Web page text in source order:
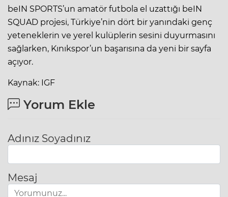
beIN SPORTS’un amatör futbola el uzattığı beIN
SQUAD projesi, Türkiye’nin dört bir yanındaki genç
yeteneklerin ve yerel kulüplerin sesini duyurmasını
sağlarken, Kınıkspor’un başarısına da yeni bir sayfa
açıyor.
Kaynak: IGF
Yorum Ekle
Adınız Soyadınız
Mesaj